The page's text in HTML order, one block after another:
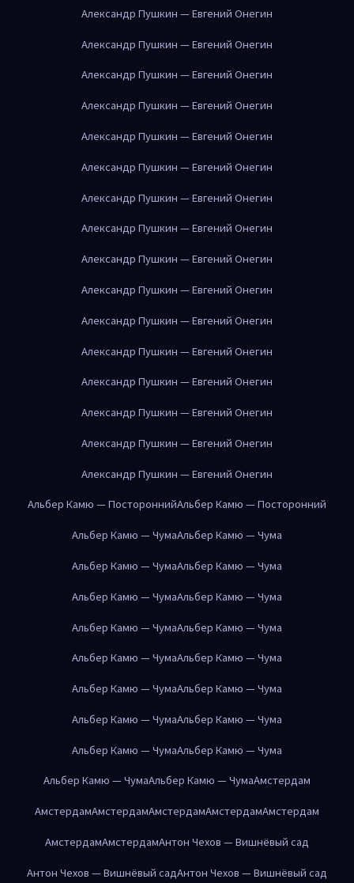
Александр Пушкин — Евгений Онегин
Александр Пушкин — Евгений Онегин
Александр Пушкин — Евгений Онегин
Александр Пушкин — Евгений Онегин
Александр Пушкин — Евгений Онегин
Александр Пушкин — Евгений Онегин
Александр Пушкин — Евгений Онегин
Александр Пушкин — Евгений Онегин
Александр Пушкин — Евгений Онегин
Александр Пушкин — Евгений Онегин
Александр Пушкин — Евгений Онегин
Александр Пушкин — Евгений Онегин
Александр Пушкин — Евгений Онегин
Александр Пушкин — Евгений Онегин
Александр Пушкин — Евгений Онегин
Александр Пушкин — Евгений Онегин
Альбер Камю — ПостороннийАльбер Камю — Посторонний
Альбер Камю — ЧумаАльбер Камю — Чума
Альбер Камю — ЧумаАльбер Камю — Чума
Альбер Камю — ЧумаАльбер Камю — Чума
Альбер Камю — ЧумаАльбер Камю — Чума
Альбер Камю — ЧумаАльбер Камю — Чума
Альбер Камю — ЧумаАльбер Камю — Чума
Альбер Камю — ЧумаАльбер Камю — Чума
Альбер Камю — ЧумаАльбер Камю — Чума
Альбер Камю — ЧумаАльбер Камю — ЧумаАмстердам
АмстердамАмстердамАмстердамАмстердамАмстердам
АмстердамАмстердамАнтон Чехов — Вишнёвый сад
Антон Чехов — Вишнёвый садАнтон Чехов — Вишнёвый сад